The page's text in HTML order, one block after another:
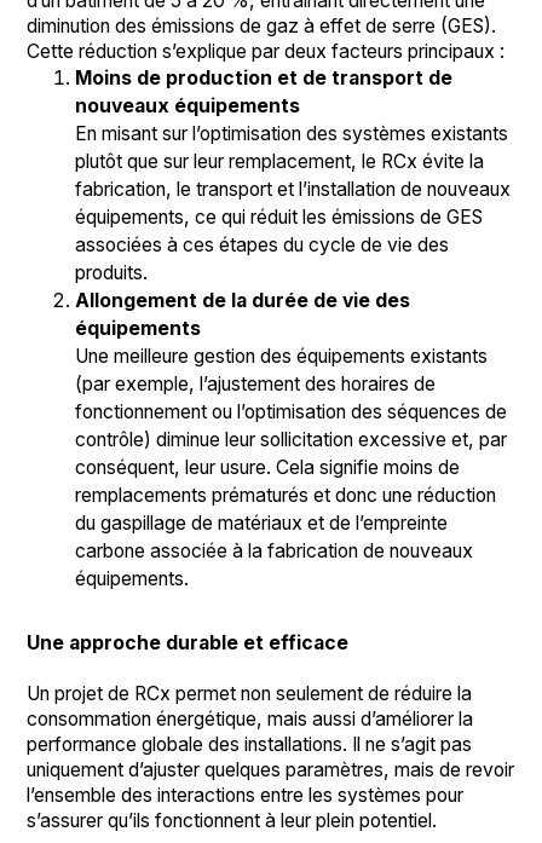
diminution des émissions de gaz à effet de serre (GES).
Cette réduction s’explique par deux facteurs principaux :
Moins de production et de transport de
nouveaux équipements
En misant sur l’optimisation des systèmes existants
plutôt que sur leur remplacement, le RCx évite la
fabrication, le transport et l’installation de nouveaux
équipements, ce qui réduit les émissions de GES
associées à ces étapes du cycle de vie des
produits.
Allongement de la durée de vie des
équipements
Une meilleure gestion des équipements existants
(par exemple, l’ajustement des horaires de
fonctionnement ou l’optimisation des séquences de
contrôle) diminue leur sollicitation excessive et, par
conséquent, leur usure. Cela signifie moins de
remplacements prématurés et donc une réduction
du gaspillage de matériaux et de l’empreinte
carbone associée à la fabrication de nouveaux
équipements.
Une approche durable et efficace
Un projet de RCx permet non seulement de réduire la
consommation énergétique, mais aussi d’améliorer la
performance globale des installations. Il ne s’agit pas
uniquement d’ajuster quelques paramètres, mais de revoir
l’ensemble des interactions entre les systèmes pour
s’assurer qu’ils fonctionnent à leur plein potentiel.